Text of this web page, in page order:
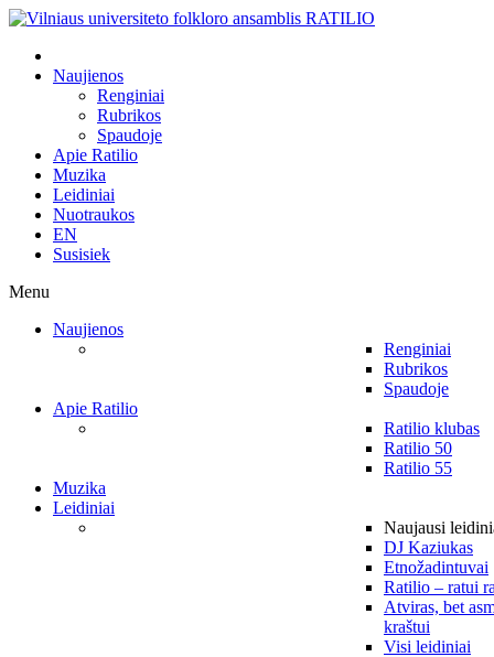
Naujienos
Renginiai
Rubrikos
Spaudoje
Apie Ratilio
Muzika
Leidiniai
Nuotraukos
EN
Susisiek
Menu
Naujienos
Renginiai
Rubrikos
Spaudoje
Apie Ratilio
Ratilio klubas
Ratilio 50
Ratilio 55
Muzika
Leidiniai
Naujausi
DJ Kaziukas
Etnožadintuvai
Ratilio – ratui
Atviras, bet
kraštui
Visi leidiniai